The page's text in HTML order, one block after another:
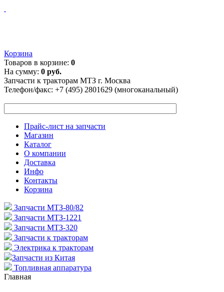
Корзина
Товаров в корзине: 0
На сумму: 0 руб.
Запчасти к тракторам МТЗ г. Москва
Телефон/факс: +7 (495) 2801629 (многоканальный)
Прайс-лист на запчасти
Магазин
Каталог
О компании
Доставка
Инфо
Контакты
Корзина
Запчасти МТЗ-80/82
Запчасти МТЗ-1221
Запчасти МТЗ-320
Запчасти к тракторам
Электрика к тракторам
Запчасти из Китая
Топливная аппаратура
Главная